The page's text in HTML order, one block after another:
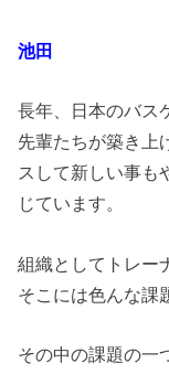
池田
長年、日本のバス
先輩たちが築き上
スして新しい事も
じています。
組織としてトレー
そこには色んな課
その中の課題の一